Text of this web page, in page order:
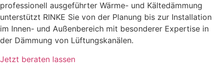
professionell ausgeführter Wärme- und Kältedämmung
unterstützt RINKE Sie von der Planung bis zur Installation
im Innen- und Außenbereich mit besonderer Expertise in
der Dämmung von Lüftungskanälen.
Jetzt beraten lassen